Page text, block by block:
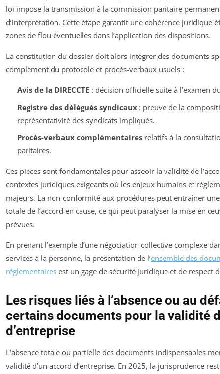
loi impose la transmission à la commission paritaire
d’interprétation. Cette étape garantit une cohérence juridique
zones de flou éventuelles dans l’application des dispositions.
La constitution du dossier doit alors intégrer des documents
complément du protocole et procès-verbaux usuels :
Avis de la DIRECCTE: décision officielle suite à l’examen
Registre des délégués syndicaux: preuve de la
représentativité des syndicats impliqués.
Procès-verbaux complémentairesrelatifs à la
paritaires.
Ces pièces sont fondamentales pour asseoir la validité de
contextes juridiques exigeants où les enjeux humains et
majeurs. La non-conformité aux procédures peut entraîner
totale de l’accord en cause, ce qui peut paralyser la mise en
prévues.
En prenant l’exemple d’une négociation collective complexe
services à la personne, la présentation de l’ensemble des
réglementaires est un gage de sécurité juridique et de respect
Les risques liés à l’absence ou au
certains documents pour la validité
d’entreprise
L’absence totale ou partielle des documents indispensables
validité d’un accord d’entreprise. En 2025, la jurisprudence